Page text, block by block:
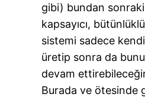
gibi) bundan
kapsayıcı,
sistemi sadece
üretip sonra da
devam
Burada ve ötesinde